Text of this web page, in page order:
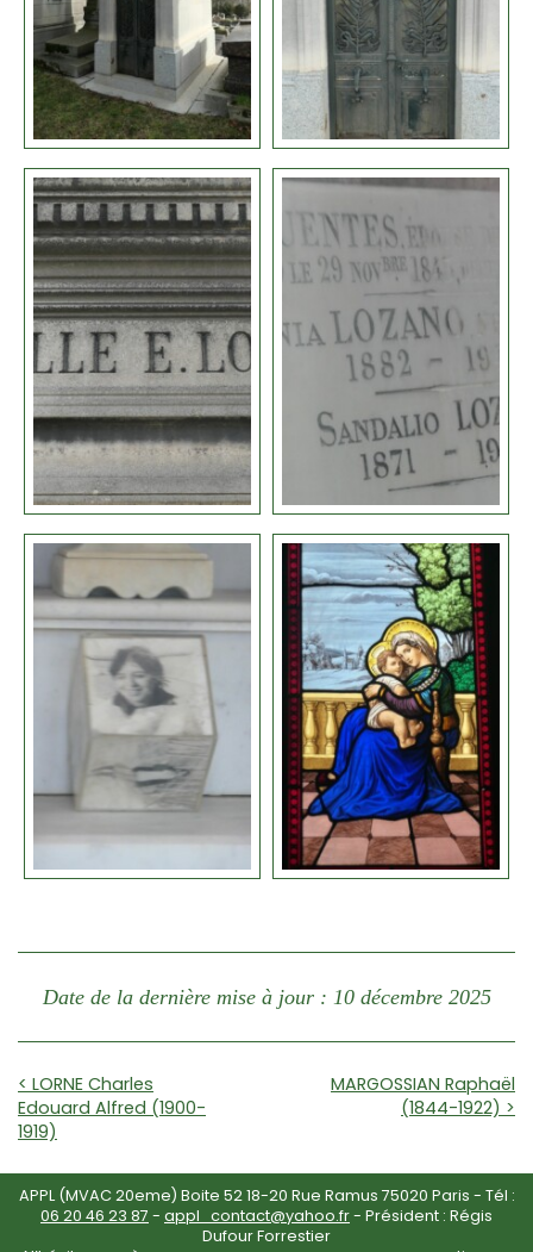
Date de la dernière mise à jour : 10 décembre 2025
< LORNE Charles
Edouard Alfred (1900-
1919)
MARGOSSIAN Raphaël
(1844-1922) >
APPL (MVAC 20eme) Boite 52 18-20 Rue Ramus 75020 Paris - Tél :
06 20 46 23 87 - appl_contact@yahoo.fr- Président : Régis
Dufour Forrestier